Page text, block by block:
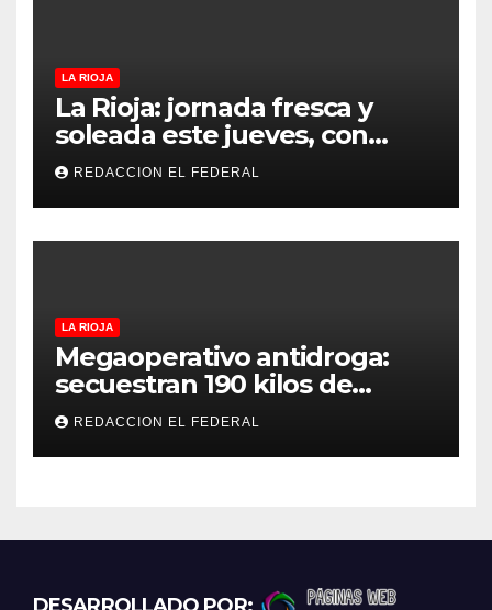
LA RIOJA
La Rioja: jornada fresca y
soleada este jueves, con
temperaturas estables para
el viernes
REDACCION EL FEDERAL
LA RIOJA
Megaoperativo antidroga:
secuestran 190 kilos de
marihuana que tenían como
destino La Rioja y Catamarca
REDACCION EL FEDERAL